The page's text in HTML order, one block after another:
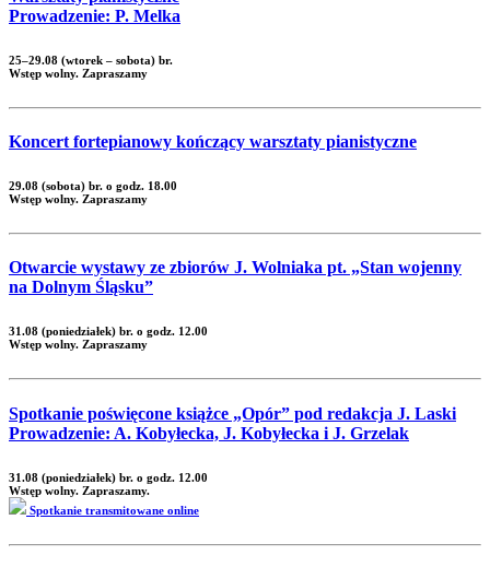
Prowadzenie: P. Melka
25–29.08 (wtorek – sobota) br.
Wstęp wolny. Zapraszamy
Koncert fortepianowy kończący warsztaty pianistyczne
29.08 (sobota) br. o godz. 18.00
Wstęp wolny. Zapraszamy
Otwarcie wystawy ze zbiorów J. Wolniaka pt. „Stan wojenny
na Dolnym Śląsku”
31.08 (poniedziałek) br. o godz. 12.00
Wstęp wolny. Zapraszamy
Spotkanie poświęcone książce „Opór” pod redakcja J. Laski
Prowadzenie: A. Kobyłecka, J. Kobyłecka i J. Grzelak
31.08 (poniedziałek) br. o godz. 12.00
Wstęp wolny. Zapraszamy.
Spotkanie transmitowane online